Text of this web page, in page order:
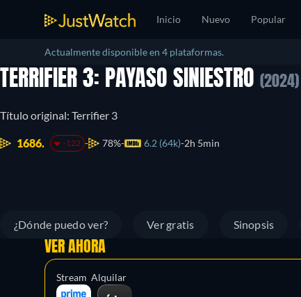
Inicio Nuevo Popular
Actualmente disponible en 4 plataformas.
TERRIFIER 3: PAYASO SINIESTRO (2024)
Título original: Terrifier 3
1686. -122 78% 6.2 (64k) 2h 5min
¿Dónde puedo ver? Ver gratis Sinopsis
VER AHORA
Stream Alquilar